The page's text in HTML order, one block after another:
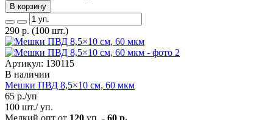
В корзину
290 р. (100 шт.)
Артикул: 130115
В наличии
Мешки ПВД 8,5×10 см, 60 мкм
65 р./уп
100 шт./ уп.
Мелкий опт от 120 уп. - 60 р.